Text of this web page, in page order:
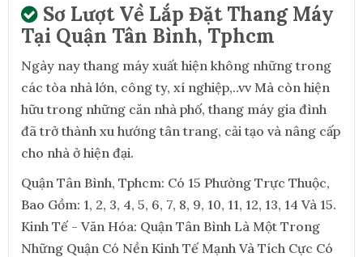
Sơ Lượt Về Lắp Đặt Thang Máy
Tại Quận Tân Bình, Tphcm
Ngày nay thang máy xuất hiện không những trong
các tòa nhà lớn, công ty, xí nghiệp,..vv Mà còn hiện
hữu trong những căn nhà phố, thang máy gia đình
đã trở thành xu hướng tân trang, cải tạo và nâng cấp
cho nhà ở hiện đại.
Quận Tân Bình, Tphcm: Có 15 Phường Trực Thuộc,
Bao Gồm: 1, 2, 3, 4, 5, 6, 7, 8, 9, 10, 11, 12, 13, 14 Và 15.
Kinh Tế - Văn Hóa: Quận Tân Bình Là Một Trong
Những Quận Có Nền Kinh Tế Mạnh Và Tích Cực Có